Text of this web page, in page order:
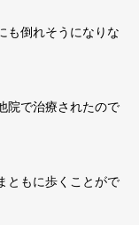
も倒れそうになりな
院で治療されたので
ともに歩くことがで